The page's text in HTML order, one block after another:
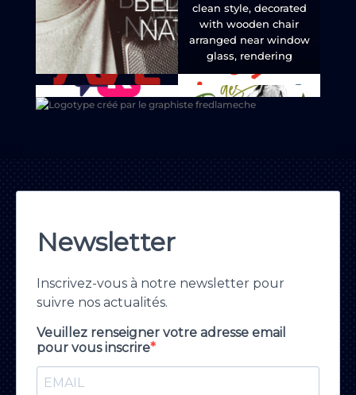
clean style, decorated
with wooden chair
arranged near window
glass, rendering